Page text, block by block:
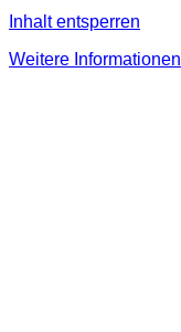
Inhalt entsperren
Weitere Informationen